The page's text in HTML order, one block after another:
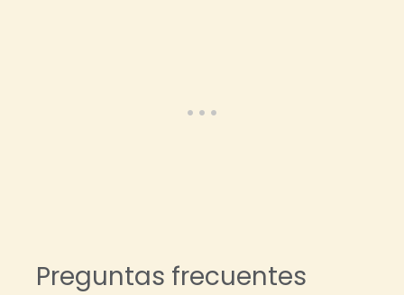
Preguntas frecuentes